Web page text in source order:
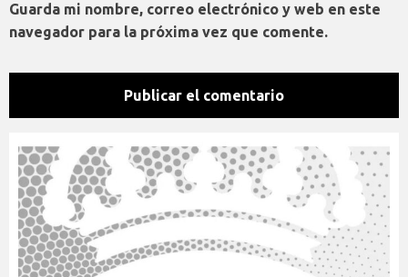
Guarda mi nombre, correo electrónico y web en este
navegador para la próxima vez que comente.